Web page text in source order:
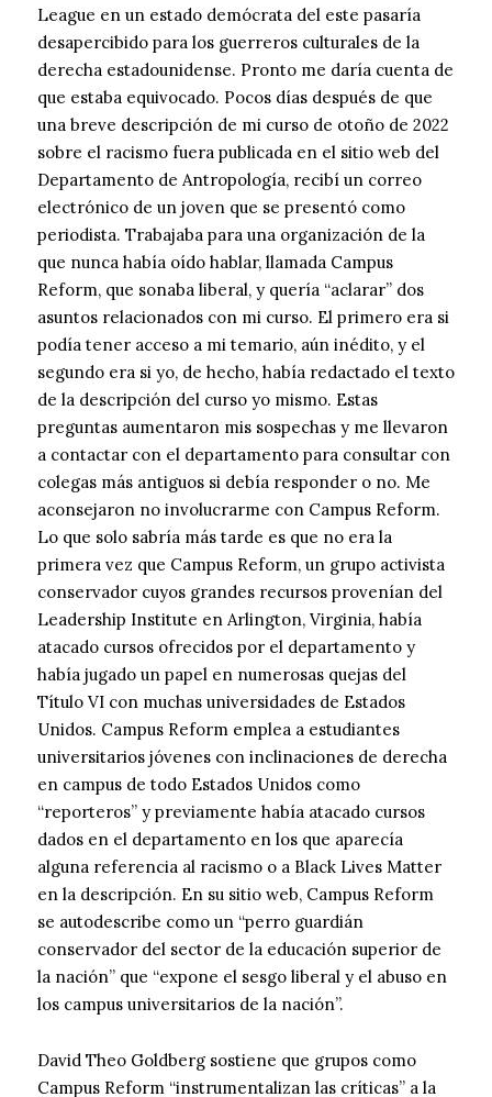
League en un estado demócrata del este pasaría
desapercibido para los guerreros culturales de la
derecha estadounidense. Pronto me daría cuenta de
que estaba equivocado. Pocos días después de que
una breve descripción de mi curso de otoño de 2022
sobre el racismo fuera publicada en el sitio web del
Departamento de Antropología, recibí un correo
electrónico de un joven que se presentó como
periodista. Trabajaba para una organización de la
que nunca había oído hablar, llamada Campus
Reform, que sonaba liberal, y quería “aclarar” dos
asuntos relacionados con mi curso. El primero era si
podía tener acceso a mi temario, aún inédito, y el
segundo era si yo, de hecho, había redactado el texto
de la descripción del curso yo mismo. Estas
preguntas aumentaron mis sospechas y me llevaron
a contactar con el departamento para consultar con
colegas más antiguos si debía responder o no. Me
aconsejaron no involucrarme con Campus Reform.
Lo que solo sabría más tarde es que no era la
primera vez que Campus Reform, un grupo activista
conservador cuyos grandes recursos provenían del
Leadership Institute en Arlington, Virginia, había
atacado cursos ofrecidos por el departamento y
había jugado un papel en numerosas quejas del
Título VI con muchas universidades de Estados
Unidos. Campus Reform emplea a estudiantes
universitarios jóvenes con inclinaciones de derecha
en campus de todo Estados Unidos como
“reporteros” y previamente había atacado cursos
dados en el departamento en los que aparecía
alguna referencia al racismo o a Black Lives Matter
en la descripción. En su sitio web, Campus Reform
se autodescribe como un “perro guardián
conservador del sector de la educación superior de
la nación” que “expone el sesgo liberal y el abuso en
los campus universitarios de la nación”.
David Theo Goldberg sostiene que grupos como
Campus Reform “instrumentalizan las críticas” a la